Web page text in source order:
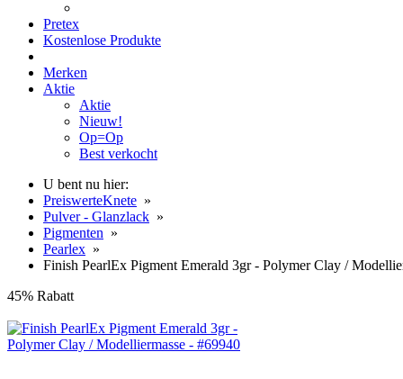
Pretex
Kostenlose Produkte
Merken
Aktie
Aktie
Nieuw!
Op=Op
Best verkocht
U bent nu hier:
PreiswerteKnete »
Pulver - Glanzlack »
Pigmenten »
Pearlex »
Finish PearlEx Pigment Emerald 3gr - Polymer Clay /
45% Rabatt